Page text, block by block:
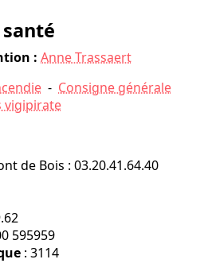
: Anne Trassaert
- Consigne générale
vigipirate
de Bois : 03.20.41.64.40
595959
: 3114